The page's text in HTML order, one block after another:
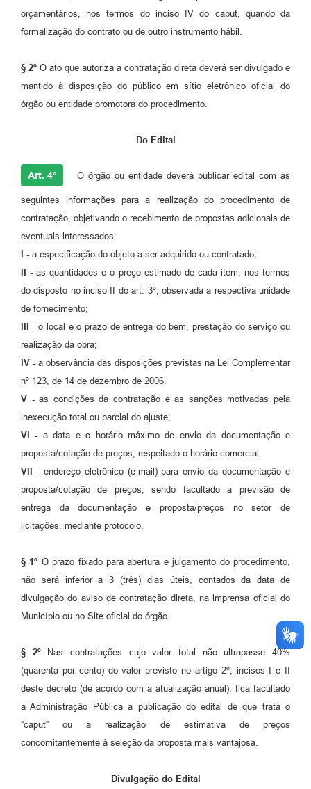
orçamentários, nos termos do inciso IV do caput, quando da
formalização do contrato ou de outro instrumento hábil.
§ 2º O ato que autoriza a contratação direta deverá ser divulgado e
mantido à disposição do público em sítio eletrônico oficial do
órgão ou entidade promotora do procedimento.
Do Edital
Art. 4º O órgão ou entidade deverá publicar edital com as
seguintes informações para a realização do procedimento de
contratação, objetivando o recebimento de propostas adicionais de
eventuais interessados:
I -a especificação do objeto a ser adquirido ou contratado;
II -as quantidades e o preço estimado de cada item, nos termos
do disposto no inciso II do art. 3º, observada a respectiva unidade
de fornecimento;
III -o local e o prazo de entrega do bem, prestação do serviço ou
realização da obra;
IV -a observância das disposições previstas na Lei Complementar
nº 123, de 14 de dezembro de 2006.
V -as condições da contratação e as sanções motivadas pela
inexecução total ou parcial do ajuste;
VI -a data e o horário máximo de envio da documentação e
proposta/cotação de preços, respeitado o horário comercial.
VII
- endereço eletrônico (e-mail) para envio da documentação e
proposta/cotação de preços, sendo facultado a previsão de
entrega da documentação e proposta/preços no setor de
licitações, mediante protocolo.
§ 1º O prazo fixado para abertura e julgamento do procedimento,
não será inferior a 3 (três) dias úteis, contados da data de
divulgação do aviso de contratação direta, na imprensa oficial do
Município ou no Site oficial do órgão.
§ 2ºNas contratações cujo valor total não ultrapasse 40%
(quarenta por cento) do valor previsto no artigo 2º, incisos I e II
deste decreto (de acordo com a atualização anual), fica facultado
a Administração Pública a publicação do edital de que trata o
“caput” ou a realização de estimativa de preços
concomitantemente à seleção da proposta mais vantajosa.
Divulgação do Edital